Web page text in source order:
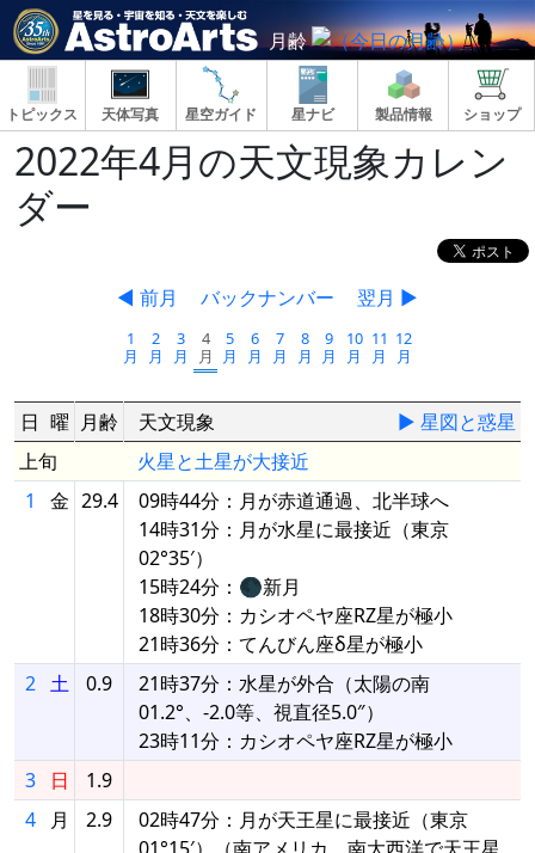
月齢
トピックス 天体写真 星空ガイド 星ナビ 製品情報 ショップ
2022年4月の天文現象カレン
ダー
◀ 前月 バックナンバー 翌月 ▶
1
月
2
月
3
月
4
月
5
月
6
月
7
月
8
月
9
月
10
月
11
月
12
月
日 曜 月齢 天文現象
▶ 星図と惑星
上旬
火星と土星が大接近
1
金 29.4
09時44分：月が赤道通過、北半球へ
14時31分：月が水星に最接近（東京
02°35′）
15時24分：🌑新月
18時30分：カシオペヤ座RZ星が極小
21時36分：てんびん座δ星が極小
2 土 0.9
21時37分：水星が外合（太陽の南
01.2°、-2.0等、視直径5.0″）
23時11分：カシオペヤ座RZ星が極小
3
日
1.9
4
月 2.9
02時47分：月が天王星に最接近（東京